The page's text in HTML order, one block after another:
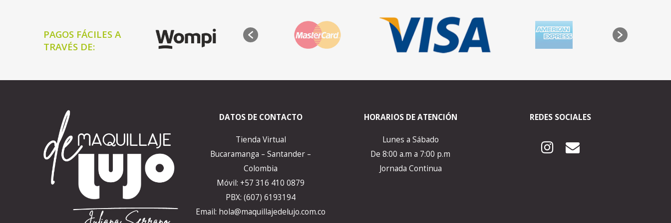
PAGOS FÁCILES A
TRAVÉS DE:
DATOS DE CONTACTO
Tienda Virtual
Bucaramanga – Santander –
Colombia
Móvil: +57 316 410 0879
PBX: (607) 6193194
Email: hola@maquillajedelujo.com.co
HORARIOS DE ATENCIÓN
Lunes a Sábado
De 8:00 a.m a 7:00 p.m
Jornada Continua
REDES SOCIALES